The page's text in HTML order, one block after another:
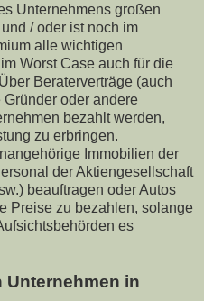
Unternehmens großen
/ oder ist noch im
alle wichtigen
Worst Case auch für die
Beraterverträge (auch
oder andere
bezahlt werden,
zu erbringen.
Immobilien der
der Aktiengesellschaft
beauftragen oder Autos
Preise zu bezahlen, solange
es
in